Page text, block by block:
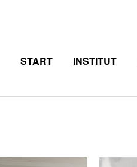
START INSTITUT